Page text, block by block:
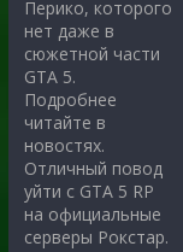
Перико, которого
нет даже в
сюжетной части
GTA 5.
Подробнее
читайте в
новостях.
Отличный повод
уйти с GTA 5 RP
на официальные
серверы Рокстар.